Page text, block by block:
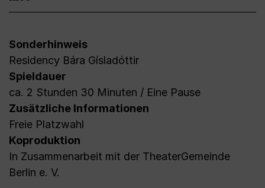
Sonderhinweis
Residency Bára Gísladóttir
Spieldauer
ca. 2 Stunden 30 Minuten / Eine Pause
Zusätzliche Informationen
Freie Platzwahl
Koproduktion
In Zusammenarbeit mit der TheaterGemeinde
Berlin e. V.